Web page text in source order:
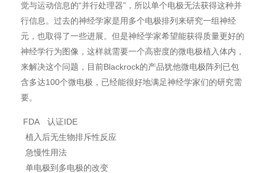
觉与运动信息的“并行处理器”，所以单个电极无法获得这种并
行信息。过去的神经学家是用多个电极排列来研究一组神经
元，也取得了一些进展。但是神经学家希望能获得质量更好的
神经学行为图像，这样就需要一个高密度的微电极植入体内，
来解决这个问题，目前Blackrock的产品犹他微电极阵列已包
含多达100个微电极，已经能很好地满足神经学家们的研究需
要。
FDA 认证IDE
植入后无生物排斥性反应
急慢性用法
单电极到多电极的改变